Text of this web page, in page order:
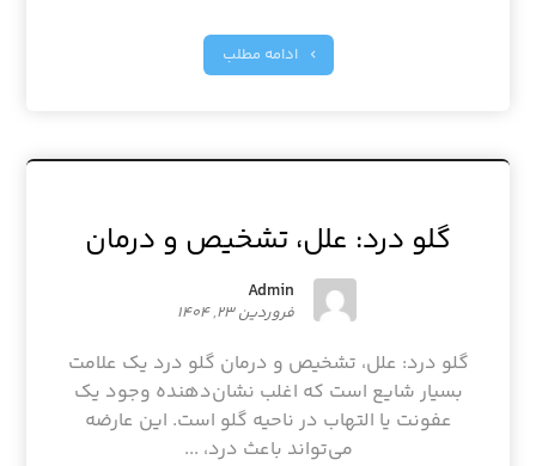
ادامه مطلب
گلو درد: علل، تشخیص و درمان
Admin
فروردین ۲۳, ۱۴۰۴
گلو درد: علل، تشخیص و درمان گلو درد یک علامت
بسیار شایع است که اغلب نشان‌دهنده وجود یک
عفونت یا التهاب در ناحیه گلو است. این عارضه
می‌تواند باعث درد، ...